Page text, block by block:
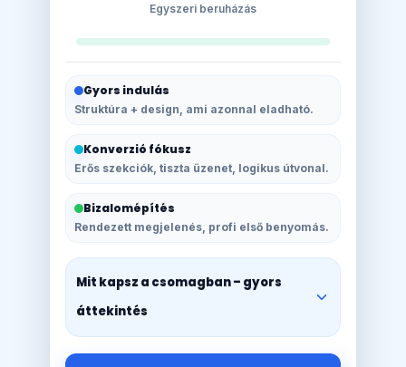
Egyszeri beruházás
Gyors indulás
Struktúra + design, ami azonnal eladható.
Konverzió fókusz
Erős szekciók, tiszta üzenet, logikus útvonal.
Bizalomépítés
Rendezett megjelenés, profi első benyomás.
Mit kapsz a csomagban – gyors
áttekintés